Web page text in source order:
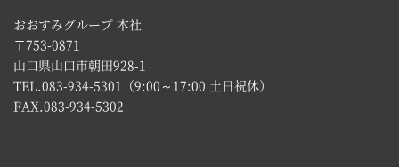
おおすみグループ 本社
〒753-0871
山口県山口市朝田928-1
TEL.083-934-5301（9:00～17:00 土日祝休）
FAX.083-934-5302